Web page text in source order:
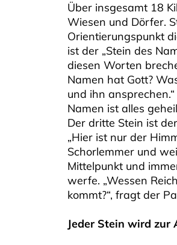
Über insgesamt 18
Wiesen und Dörfer.
Orientierungspunkt
ist der „Stein des
diesen Worten
Namen hat Gott?
und ihn
Namen ist alles
Der dritte Stein ist
„Hier ist nur der
Schorlemmer und
Mittelpunkt und
werfe. „Wessen
kommt?“, fragt der
Jeder Stein wird zur